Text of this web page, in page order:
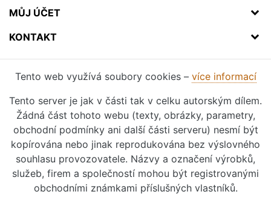
MŮJ ÚČET
KONTAKT
Tento web využívá soubory cookies – více informací
Tento server je jak v části tak v celku autorským dílem.
Žádná část tohoto webu (texty, obrázky, parametry,
obchodní podmínky ani další části serveru) nesmí být
kopírována nebo jinak reprodukována bez výslovného
souhlasu provozovatele. Názvy a označení výrobků,
služeb, firem a společností mohou být registrovanými
obchodními známkami příslušných vlastníků.